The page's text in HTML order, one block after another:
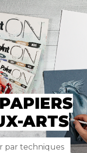
ARTS
par techniques